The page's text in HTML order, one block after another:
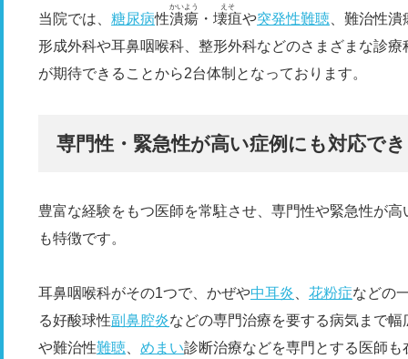
当院では、 糖尿病性潰瘍
かいよう
・ 壊疽
えそ
や突発性難聴 、難治性
形成外科や耳鼻咽喉科、整形外科などのさまざまな診
が期待できることから2台体制となっております。
専門性・緊急性が高い症例にも対応で
豊富な経験をもつ医師を常駐させ、専門性や緊急性が
も特徴です。
耳鼻咽喉科がその1つで、かぜや中耳炎 花粉症などの
る好酸球性副鼻腔炎などの専門治療を要する病気まで
や難治性難聴 めまい診断治療などを専門とする医師